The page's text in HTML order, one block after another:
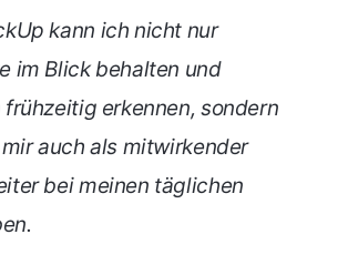
kann ich nicht nur
im Blick behalten und
frühzeitig erkennen, sondern
auch als mitwirkender
bei meinen täglichen